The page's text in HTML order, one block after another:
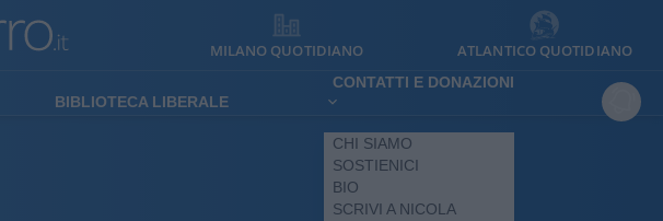
MILANO QUOTIDIANO ATLANTICO QUOTIDIANO
BIBLIOTECA LIBERALE
CONTATTI E DONAZIONI
CHI SIAMO
SOSTIENICI
BIO
SCRIVI A NICOLA